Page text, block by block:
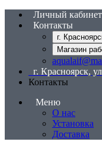
Личный кабинет
Контакты
г.
Магазин
г. Красноярск,
Контакты
Меню
О нас
Установка
Доставка